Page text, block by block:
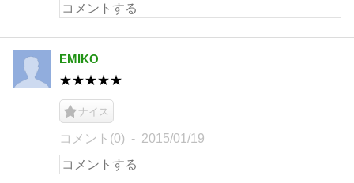
EMIKO
★★★★★
ナイス
コメント(0) 2015/01/19